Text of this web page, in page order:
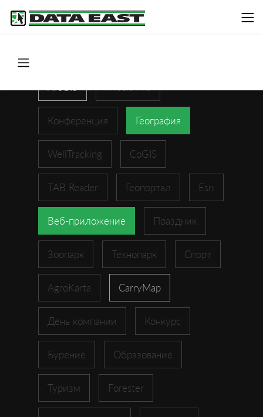
Конференция География
WellTracking CoGIS
TAB Reader Геопортал Esri
Веб-приложение Праздник
Зоопарк Технопарк Спорт
AgroKarta CarryMap
День компании Конкурс
Бурение Образование
Туризм Forester